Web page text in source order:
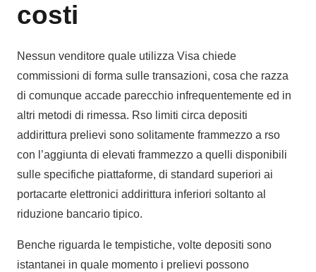
costi
Nessun venditore quale utilizza Visa chiede
commissioni di forma sulle transazioni, cosa che razza
di comunque accade parecchio infrequentemente ed in
altri metodi di rimessa. Rso limiti circa depositi
addirittura prelievi sono solitamente frammezzo a rso
con l’aggiunta di elevati frammezzo a quelli disponibili
sulle specifiche piattaforme, di standard superiori ai
portacarte elettronici addirittura inferiori soltanto al
riduzione bancario tipico.
Benche riguarda le tempistiche, volte depositi sono
istantanei in quale momento i prelievi possono